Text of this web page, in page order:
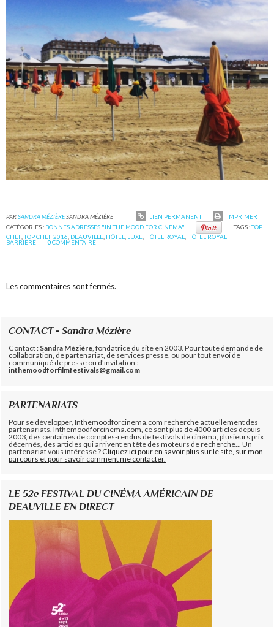
PARSANDRA MÉZIÈRESANDRA MÉZIÈRE LIEN PERMANENT
IMPRIMER
CATÉGORIES : BONNES ADRESSES "IN THE MOOD FOR CINEMA" TAGS :TOP
CHEF,TOP CHEF 2016 DEAUVILLE HÔTEL LUXE HÔTEL ROYAL HÔTEL ROYAL
BARRIÈRE 0COMMENTAIRE
Les commentaires sont fermés.
CONTACT - Sandra Mézière
Contact : Sandra Mézière , fondatrice du site en 2003. Pour toute demande de
collaboration, de partenariat, de services presse, ou pour tout envoi de
communiqué de presse ou d'invitation :
inthemoodforfilmfestivals@gmail.com
PARTENARIATS
Pour se développer, Inthemoodforcinema.com recherche actuellement des
partenariats. Inthemoodforcinema.com, ce sont plus de 4000 articles depuis
2003, des centaines de comptes-rendus de festivals de cinéma, plusieurs prix
décernés, des articles qui arrivent en tête des moteurs de recherche... Un
partenariat vous intéresse ?Cliquez ici pour en savoir plus sur le site, sur mon
parcours et pour savoir comment me contacter.
LE 52e FESTIVAL DU CINÉMA AMÉRICAIN DE
DEAUVILLE EN DIRECT